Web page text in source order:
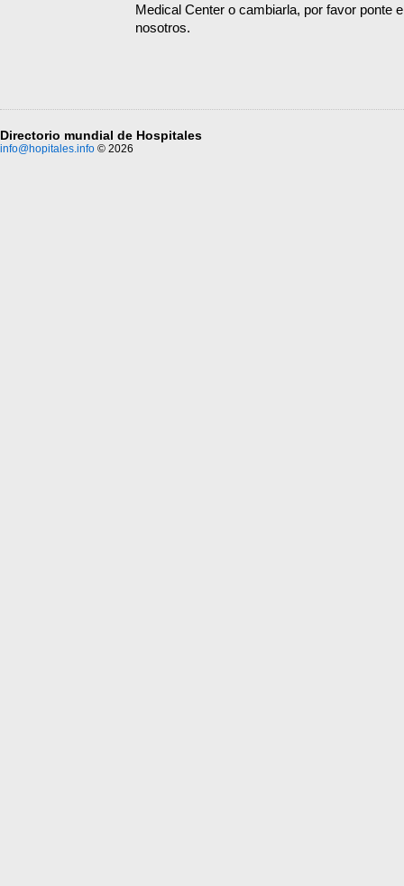
Medical Center o cambiarla, por favor ponte
nosotros.
Directorio mundial de Hospitales
info@hopitales.info © 2026